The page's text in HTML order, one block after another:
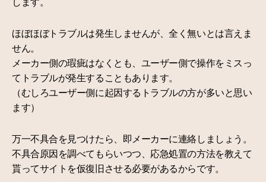
ほぼほぼトラブルは発生しませんが、全く無いとは言えま
せん。
メーカー側の瑕疵はなくとも、ユーザー側で操作をミスっ
てトラブルが発生することもあります。
（むしろユーザー側に起因するトラブルの方が多いと思い
ます）
万一不具合を見つけたら、即メーカーに連絡しましょう。
不具合原因を調べてもらいつつ、応急処置の方法を教えて
貰ってサイトを仮復旧させる必要があるからです。